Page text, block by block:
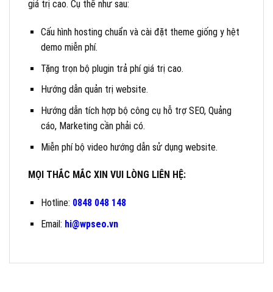
giá trị cao. Cụ thể như sau:
Cấu hình hosting chuẩn và cài đặt theme giống y hệt
demo miễn phí.
Tặng trọn bộ plugin trả phí giá trị cao.
Hướng dẫn quản trị website.
Hướng dẫn tích hợp bộ công cụ hỗ trợ SEO, Quảng
cáo, Marketing cần phải có.
Miễn phí bộ video hướng dẫn sử dụng website.
MỌI THẮC MẮC XIN VUI LÒNG LIÊN HỆ:
Hotline: 0848 048 148
Email: hi@wpseo.vn